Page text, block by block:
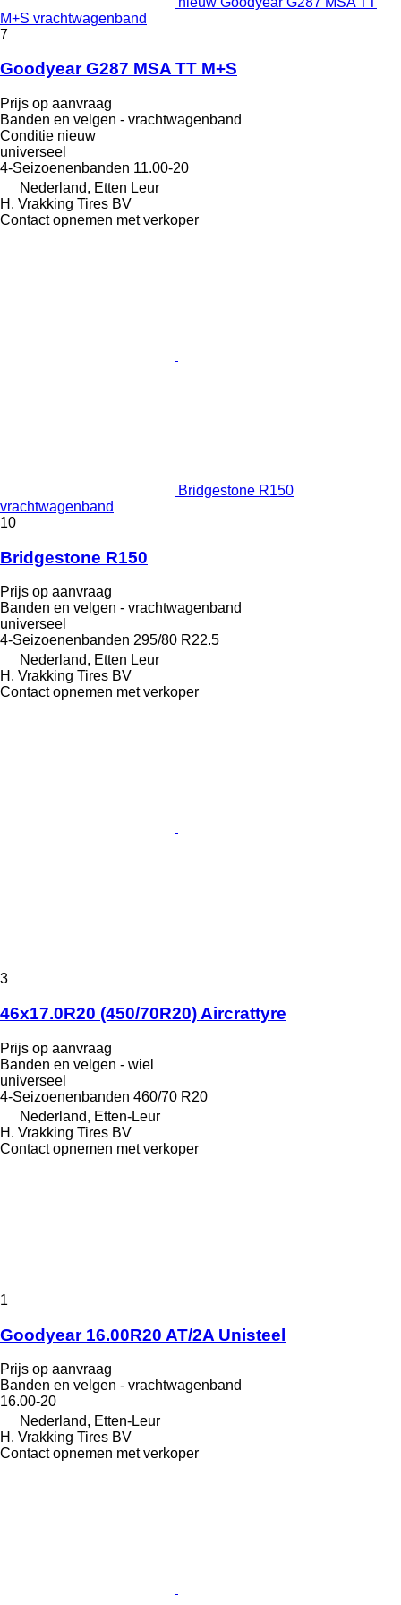
M+S vrachtwagenband
7
Goodyear G287 MSA TT M+S
Prijs op aanvraag
Banden en velgen - vrachtwagenband
Conditie nieuw
universeel
4-Seizoenenbanden 11.00-20
Nederland, Etten Leur
H. Vrakking Tires BV
Contact opnemen met verkoper
Bridgestone R150
vrachtwagenband
10
Bridgestone R150
Prijs op aanvraag
Banden en velgen - vrachtwagenband
universeel
4-Seizoenenbanden 295/80 R22.5
Nederland, Etten Leur
H. Vrakking Tires BV
Contact opnemen met verkoper
3
46x17.0R20 (450/70R20) Aircrattyre
Prijs op aanvraag
Banden en velgen - wiel
universeel
4-Seizoenenbanden 460/70 R20
Nederland, Etten-Leur
H. Vrakking Tires BV
Contact opnemen met verkoper
1
Goodyear 16.00R20 AT/2A Unisteel
Prijs op aanvraag
Banden en velgen - vrachtwagenband
16.00-20
Nederland, Etten-Leur
H. Vrakking Tires BV
Contact opnemen met verkoper